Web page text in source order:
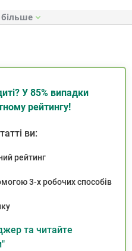
У 85% випадки
рейтингу!
ви:
рейтинг
3-х робочих способів
та читайте